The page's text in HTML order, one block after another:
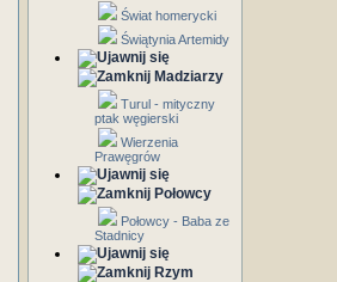
Świat homerycki
Świątynia Artemidy
Madziarzy
Turul - mityczny
ptak węgierski
Wierzenia
Prawęgrów
Połowcy
Połowcy - Baba ze
Stadnicy
Rzym